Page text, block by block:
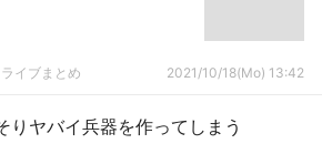
イブまとめ 2021/10/18(Mo) 13:42
りヤバイ兵器を作ってしまう